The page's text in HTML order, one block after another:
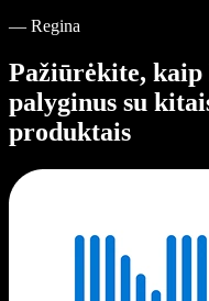
— Regina
Pažiūrėkite,
palyginus su
produktais